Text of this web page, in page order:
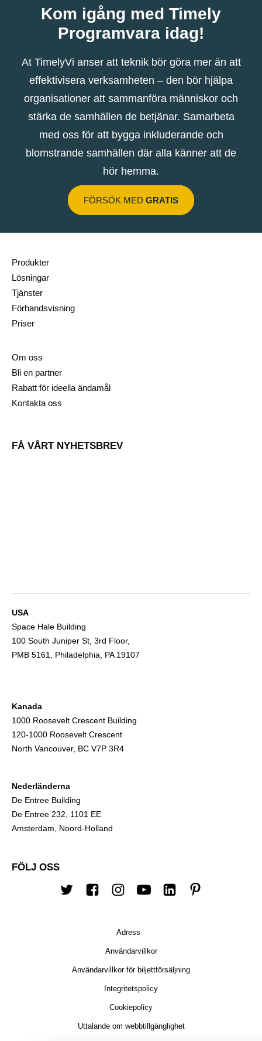
Kom igång med Timely
Programvara idag!
At TimelyVi anser att teknik bör göra mer än att
effektivisera verksamheten – den bör hjälpa
organisationer att sammanföra människor och
stärka de samhällen de betjänar. Samarbeta
med oss ​​för att bygga inkluderande och
blomstrande samhällen där alla känner att de
hör hemma.
FÖRSÖK MED GRATIS
Produkter
Lösningar
Tjänster
Förhandsvisning
Priser
Om oss
Bli en partner
Rabatt för ideella ändamål
Kontakta oss
FÅ VÅRT NYHETSBREV
USA
Space Hale Building
100 South Juniper St, 3rd Floor,
PMB 5161, Philadelphia, PA 19107
Kanada
1000 Roosevelt Crescent Building
120-1000 Roosevelt Crescent
North Vancouver, BC V7P 3R4
Nederländerna
De Entree Building
De Entree 232, 1101 EE
Amsterdam, Noord-Holland
FÖLJ OSS
TwitterFacebookInstagram
youtubeLinkedIn
Adress
Användarvillkor
Användarvillkor för biljettförsäljning
Integritetspolicy
Cookiepolicy
Uttalande om webbtillgänglighet